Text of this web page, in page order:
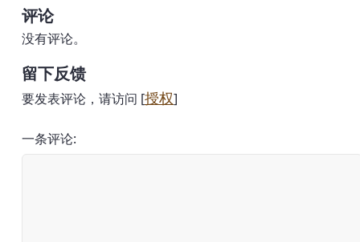
评论
没有评论。
留下反馈
要发表评论，请访问 [授权]
一条评论: